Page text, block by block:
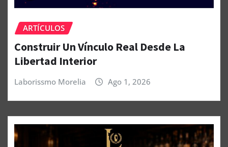
ARTÍCULOS
Construir Un Vínculo Real Desde La
Libertad Interior
Laborissmo Morelia Ago 1, 2026